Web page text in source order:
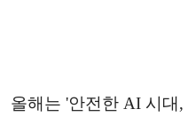
올해는 '안전한 AI 시대